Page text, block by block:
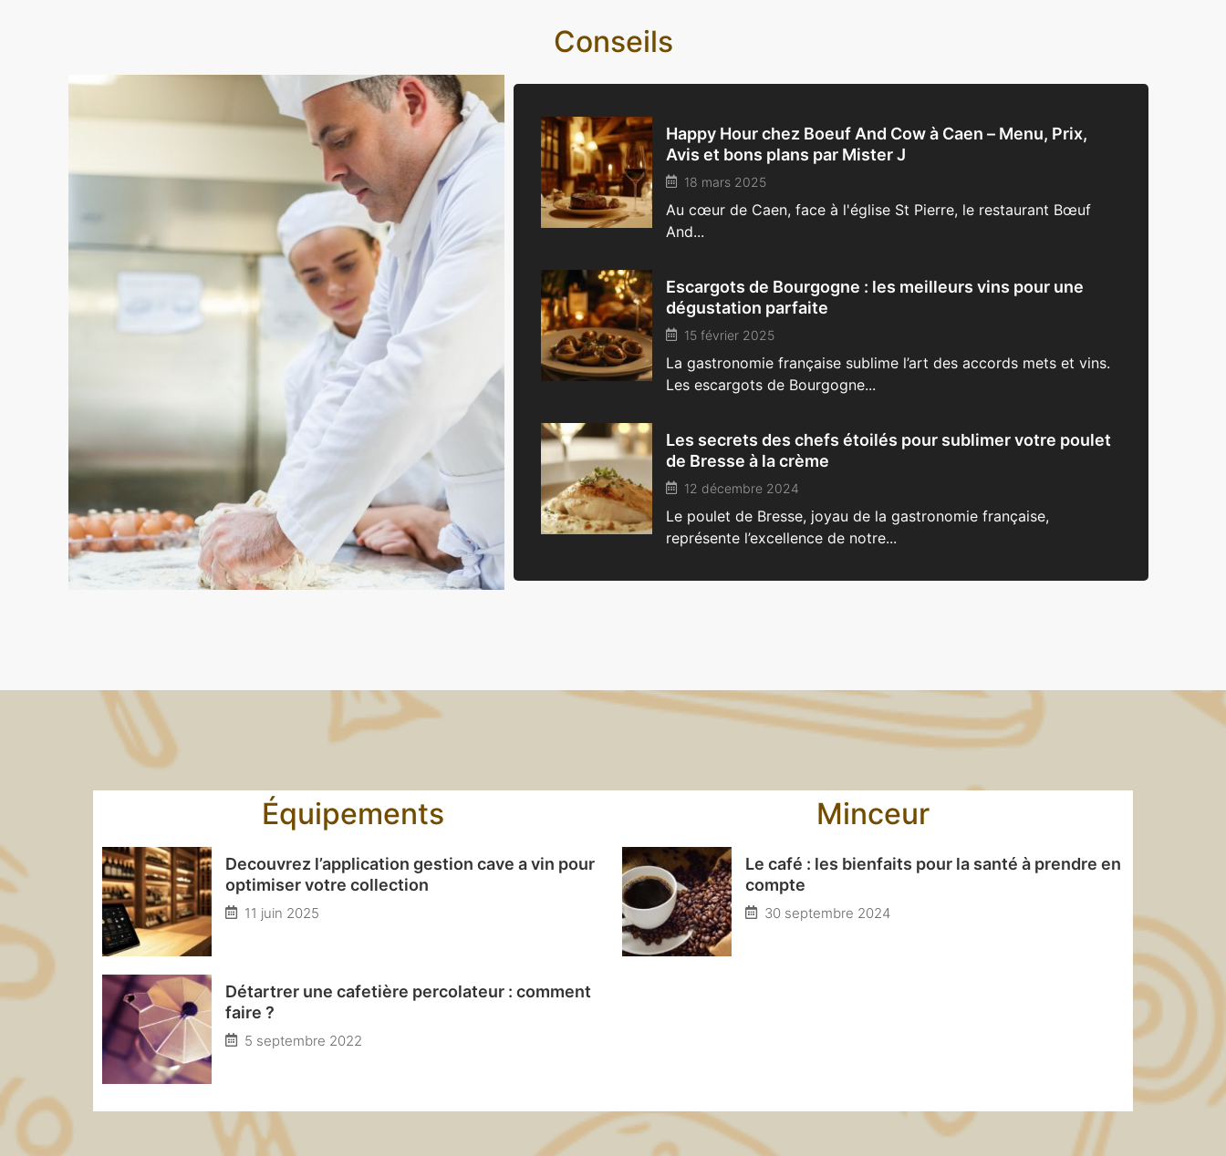
Conseils
Happy Hour chez Boeuf And Cow à Caen – Menu, Prix,
Avis et bons plans par Mister J
18 mars 2025
Au cœur de Caen, face à l'église St Pierre, le restaurant Bœuf
And...
Escargots de Bourgogne : les meilleurs vins pour une
dégustation parfaite
15 février 2025
La gastronomie française sublime l’art des accords mets et vins.
Les escargots de Bourgogne...
Les secrets des chefs étoilés pour sublimer votre poulet
de Bresse à la crème
12 décembre 2024
Le poulet de Bresse, joyau de la gastronomie française,
représente l’excellence de notre...
Équipements
Decouvrez l’application gestion cave a vin pour
optimiser votre collection
11 juin 2025
Détartrer une cafetière percolateur : comment
faire ?
5 septembre 2022
Minceur
Le café : les bienfaits pour la santé à prendre en
compte
30 septembre 2024